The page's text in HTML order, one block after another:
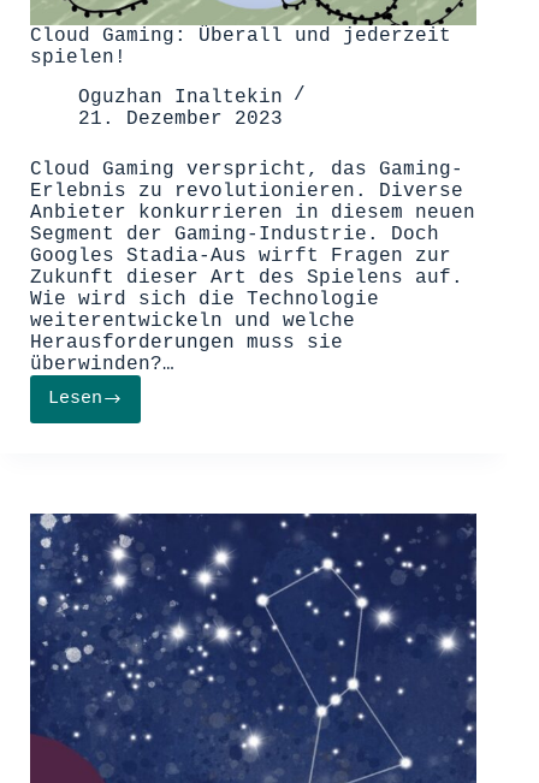
Cloud Gaming: Überall und jederzeit
spielen!
Oguzhan Inaltekin
21. Dezember 2023
Cloud Gaming verspricht, das Gaming-
Erlebnis zu revolutionieren. Diverse
Anbieter konkurrieren in diesem neuen
Segment der Gaming-Industrie. Doch
Googles Stadia-Aus wirft Fragen zur
Zukunft dieser Art des Spielens auf.
Wie wird sich die Technologie
weiterentwickeln und welche
Herausforderungen muss sie
überwinden?…
LesenCloud
Gaming:
spielen!